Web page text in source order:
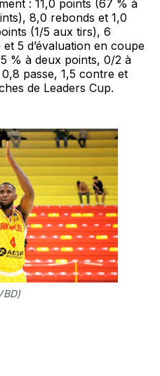
: 11,0 points (67 % à
8,0 rebonds et 1,0
(1/5 aux tirs), 6
5 d’évaluation en coupe
% à deux points, 0/2 à
passe, 1,5 contre et
de Leaders Cup.